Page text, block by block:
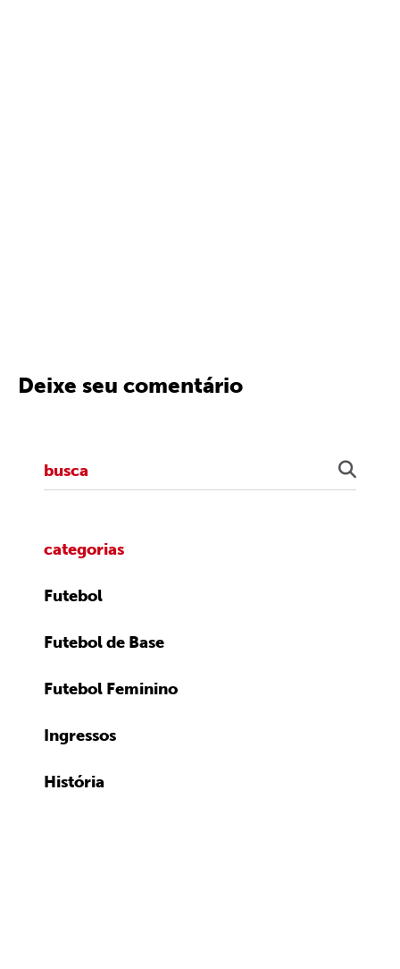
Deixe seu comentário
categorias
Futebol
Futebol de Base
Futebol Feminino
Ingressos
História